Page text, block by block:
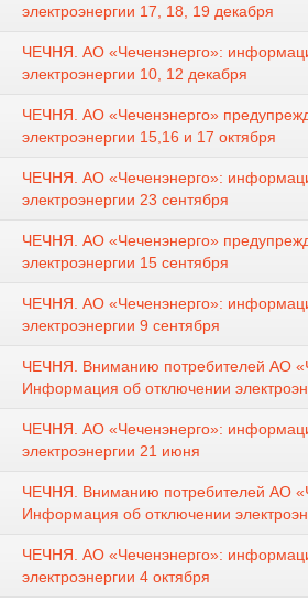
электроэнергии 17, 18, 19 декабря
ЧЕЧНЯ. АО «Чеченэнерго»:
электроэнергии 10, 12 декабря
ЧЕЧНЯ. АО «Чеченэнерго»
электроэнергии 15,16 и 17 октября
ЧЕЧНЯ. АО «Чеченэнерго»:
электроэнергии 23 сентября
ЧЕЧНЯ. АО «Чеченэнерго»
электроэнергии 15 сентября
ЧЕЧНЯ. АО «Чеченэнерго»:
электроэнергии 9 сентября
ЧЕЧНЯ. Вниманию потребителей АО
Информация об отключении
ЧЕЧНЯ. АО «Чеченэнерго»:
электроэнергии 21 июня
ЧЕЧНЯ. Вниманию потребителей АО
Информация об отключении
ЧЕЧНЯ. АО «Чеченэнерго»:
электроэнергии 4 октября